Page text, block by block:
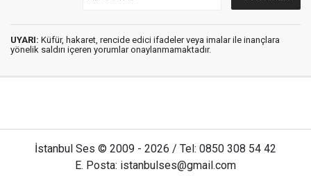
UYARI: Küfür, hakaret, rencide edici ifadeler veya imalar ile inançlara
yönelik saldırı içeren yorumlar onaylanmamaktadır.
İstanbul Ses © 2009 - 2026 / Tel: 0850 308 54 42
E. Posta: istanbulses@gmail.com